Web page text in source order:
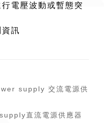
電壓波動或暫態突
訊
supply 交流電源供
直流電源供應器